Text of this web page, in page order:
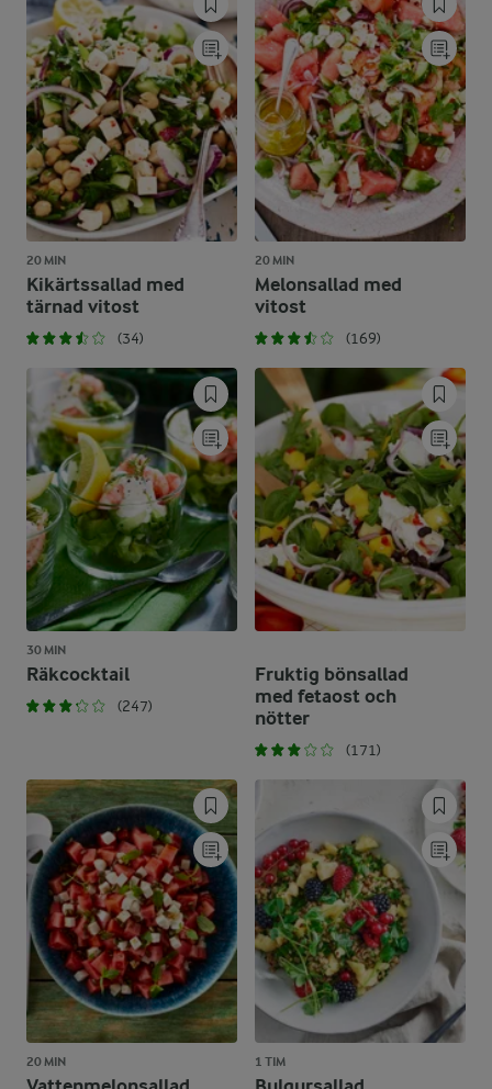
20 MIN
Kikärtssallad med
tärnad vitost
(34)
20 MIN
Melonsallad med
vitost
(169)
30 MIN
Räkcocktail
(247)
Fruktig bönsallad
med fetaost och
nötter
(171)
20 MIN 1 TIM